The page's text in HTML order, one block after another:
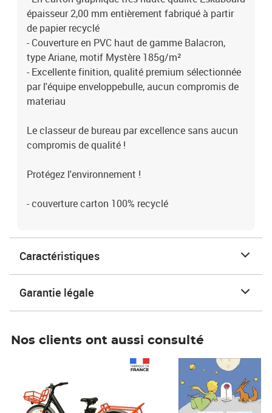
épaisseur 2,00 mm entièrement fabriqué à partir
de papier recyclé
- Couverture en PVC haut de gamme Balacron,
type Ariane, motif Mystère 185g/m²
- Excellente finition, qualité premium sélectionnée
par l'équipe enveloppebulle, aucun compromis de
materiau
Le classeur de bureau par excellence sans aucun
compromis de qualité !
Protégez l'environnement !
- couverture carton 100% recyclé
Caractéristiques
Garantie légale
Nos clients ont aussi consulté
Prix 7,50€